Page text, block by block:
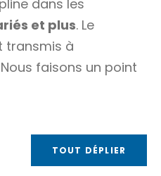
dans les
et plus. Le
transmis à
faisons un point
TOUT DÉPLIER